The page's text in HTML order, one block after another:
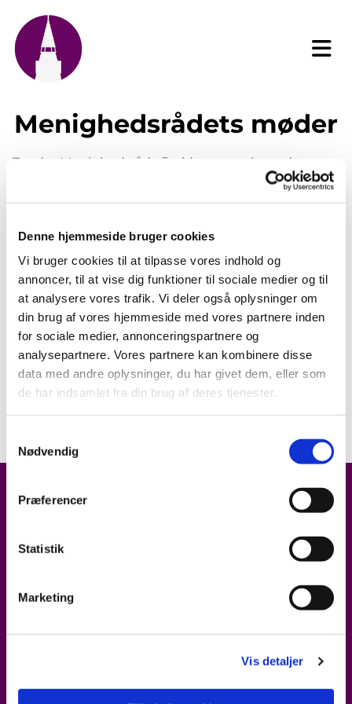
Denne hjemmeside bruger cookies
Vi bruger cookies til at tilpasse vores indhold og
annoncer, til at vise dig funktioner til sociale medier og til
at analysere vores trafik. Vi deler også oplysninger om
din brug af vores hjemmeside med vores partnere inden
for sociale medier, annonceringspartnere og
analysepartnere. Vores partnere kan kombinere disse
data med andre oplysninger, du har givet dem, eller som
de har indsamlet fra din brug af deres tjenester.
Nødvendig
Præferencer
Statistik
Marketing
Vis detaljer
Menighedsrådets møder
Tønder Menighedsråd afholder normalt møde
Brorsonhus
Kirkepladsen 2
6270 Tønder
Næste menighedsrådsmøde er tirsdag den 11.
august 2026 kl. 18.30.
Dagsorden foreligger ca. 4 dage før mødet.
Brorsonhus, Kirkepladsen 2
Kom i kontakt med os
toender.sogn@km.dk